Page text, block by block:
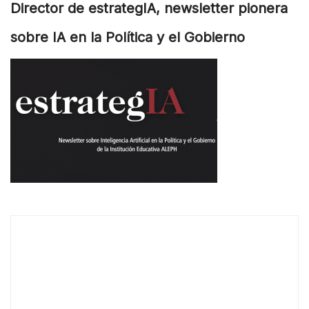
Director de estrategIA, newsletter pionera
sobre IA en la Política y el Gobierno